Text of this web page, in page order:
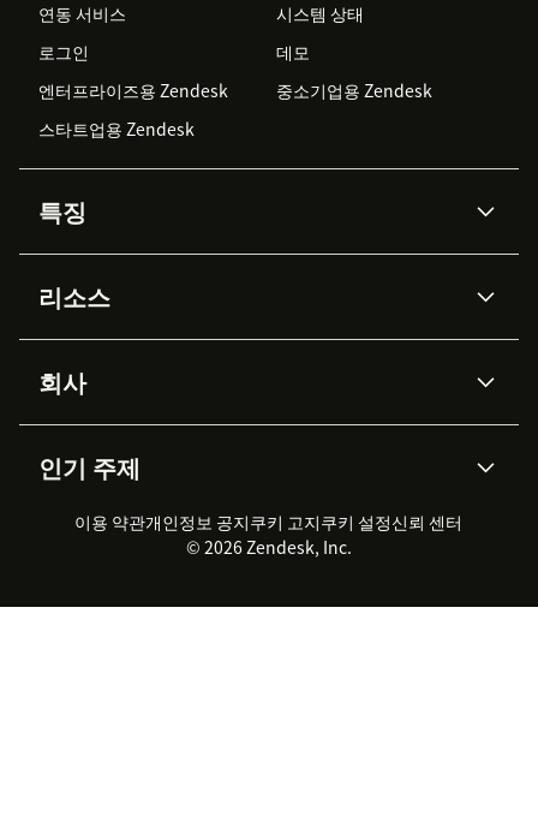
연동 서비스
시스템 상태
로그인
데모
엔터프라이즈용 Zendesk
중소기업용 Zendesk
스타트업용 Zendesk
특징
Zendesk AI
Advanced Data Privacy &
Protection
지식창고
워크포스 관리
실시간 채팅
클라이언트 포털
리소스
API & 개발자
AI 리서치
이벤트 & 웨비나
고객 사례
회사
채용 정보
지속 가능성 보고서
Zendesk Foundation
법적 정보
인기 주제
2026 CX 트렌드
제품 업데이트
고객 서비스 소프트웨어
헬프 데스크 통합 티켓 관리 소
이용 약관개인정보 공지쿠키 고지쿠키 설정신뢰 센터
© 2026 Zendesk, Inc.